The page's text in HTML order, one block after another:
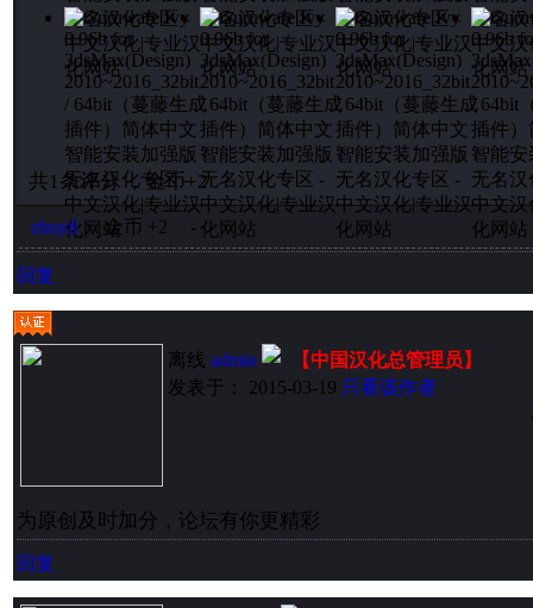
共1条评分，金币+2
zhuyil 金币 +2 -
回复
离线 admin
【中国汉化总管理员】
发表于： 2015-03-19 只看该作者
为原创及时加分，论坛有你更精彩
回复